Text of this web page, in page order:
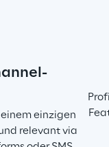
einzigen
relevant via